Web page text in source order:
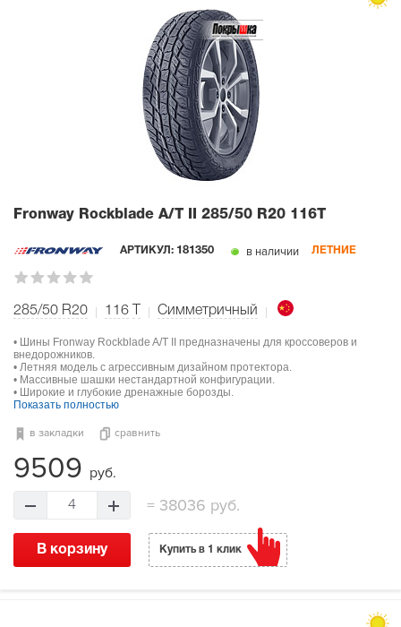
Fronway Rockblade A/T II 285/50 R20 116T
АРТИКУЛ: 181350 в наличии ЛЕТНИЕ
285/50 R20 116 Симметричный
• Шины Fronway Rockblade A/T II предназначены для кроссоверов и
внедорожников.
• Летняя модель с агрессивным дизайном протектора.
• Массивные шашки нестандартной конфигурации.
• Широкие и глубокие дренажные борозды.
Показать полностью
в закладки сравнить
9509 руб.
4 =38036 руб.
В корзину Купить в 1 клик